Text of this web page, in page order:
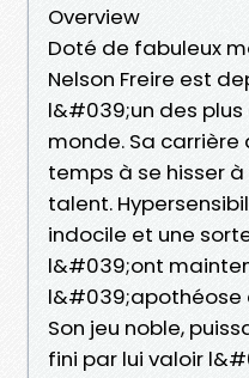
Overview
Doté de fabuleux
Nelson Freire est
l&#039;un des
monde. Sa
temps à se hisser
talent.
indocile et une
l&#039;ont
l&#039;apothéose
Son jeu noble,
fini par lui valoir